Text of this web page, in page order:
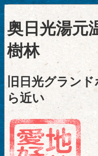
奥日光湯元
樹林
旧日光グラン
ら近い